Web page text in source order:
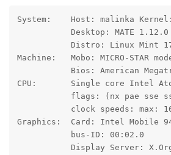
System:    Host: malinka
Desktop: MATE 1.12.0
Distro: Linux Mint
Machine:   Mobo: MICRO-STAR
Bios: American
CPU:       Single core Intel
flags: (nx pae sse
clock speeds: max:
Graphics:  Card: Intel Mobile
           bus-ID: 00:02.0
Display Server: